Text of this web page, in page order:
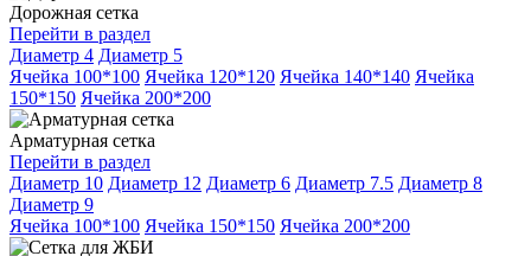
Дорожная сетка
Перейти в раздел
Диаметр 4 Диаметр 5
Ячейка 100*100 Ячейка 120*120 Ячейка 140*140 Ячейка
150*150 Ячейка 200*200
Арматурная сетка
Перейти в раздел
Диаметр 10 Диаметр 12 Диаметр 6 Диаметр 7.5 Диаметр 8
Диаметр 9
Ячейка 100*100 Ячейка 150*150 Ячейка 200*200